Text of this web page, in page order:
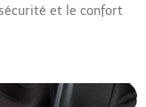
et le confort